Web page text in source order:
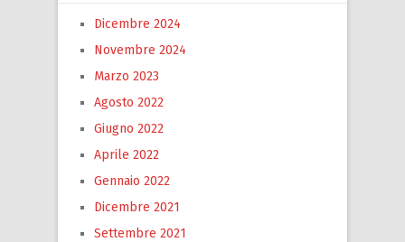
Dicembre 2024
Novembre 2024
Marzo 2023
Agosto 2022
Giugno 2022
Aprile 2022
Gennaio 2022
Dicembre 2021
Settembre 2021